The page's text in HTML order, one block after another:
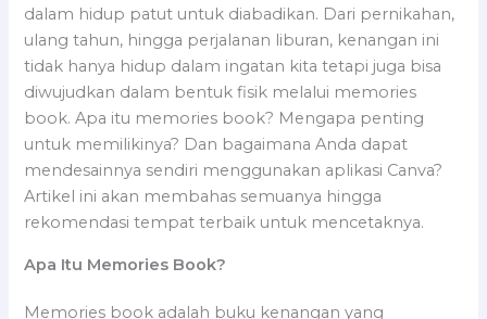
dalam hidup patut untuk diabadikan. Dari pernikahan,
ulang tahun, hingga perjalanan liburan, kenangan ini
tidak hanya hidup dalam ingatan kita tetapi juga bisa
diwujudkan dalam bentuk fisik melalui memories
book. Apa itu memories book? Mengapa penting
untuk memilikinya? Dan bagaimana Anda dapat
mendesainnya sendiri menggunakan aplikasi Canva?
Artikel ini akan membahas semuanya hingga
rekomendasi tempat terbaik untuk mencetaknya.
Apa Itu Memories Book?
Memories book adalah buku kenangan yang